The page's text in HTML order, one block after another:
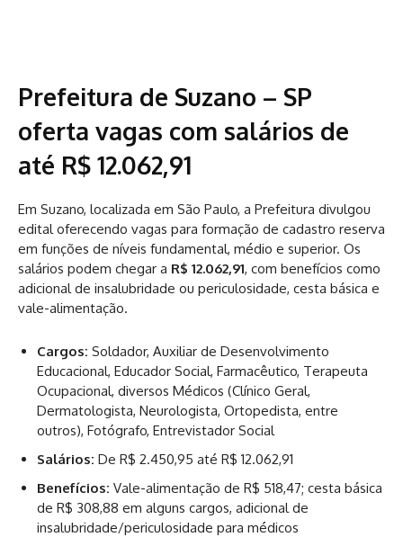
Prefeitura de Suzano – SP
oferta vagas com salários de
até R$ 12.062,91
Em Suzano, localizada em São Paulo, a Prefeitura divulgou
edital oferecendo vagas para formação de cadastro reserva
em funções de níveis fundamental, médio e superior. Os
salários podem chegar a R$ 12.062,91, com benefícios como
adicional de insalubridade ou periculosidade, cesta básica e
vale-alimentação.
Cargos: Soldador, Auxiliar de Desenvolvimento
Educacional, Educador Social, Farmacêutico, Terapeuta
Ocupacional, diversos Médicos (Clínico Geral,
Dermatologista, Neurologista, Ortopedista, entre
outros), Fotógrafo, Entrevistador Social
Salários: De R$ 2.450,95 até R$ 12.062,91
Benefícios: Vale-alimentação de R$ 518,47; cesta básica
de R$ 308,88 em alguns cargos, adicional de
insalubridade/periculosidade para médicos